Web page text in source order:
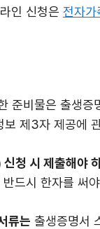
인 신청은 전자가
준비물은 출생
제3자 제공에
청 시 제출해야
드시 한자를 써
류는 출생증명서